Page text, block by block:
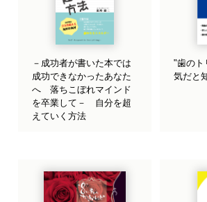
－成功者が書いた本では
成功できなかったあなた
へ 落ちこぼれマインド
を卒業して－ 自分を超
えていく方法
"歯の
気だと